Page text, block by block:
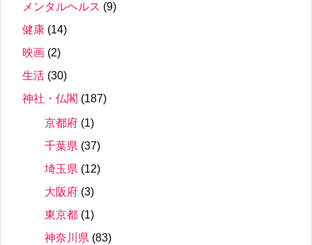
メンタルヘルス (9)
健康 (14)
映画 (2)
生活 (30)
神社・仏閣 (187)
京都府 (1)
千葉県 (37)
埼玉県 (12)
大阪府 (3)
東京都 (1)
神奈川県 (83)